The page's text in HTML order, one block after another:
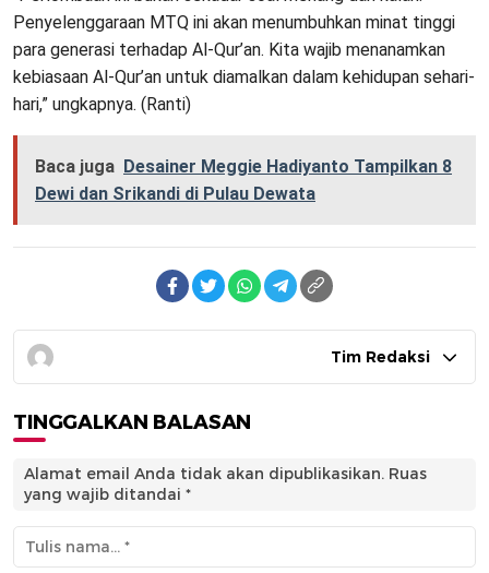
Penyelenggaraan MTQ ini akan menumbuhkan minat tinggi
para generasi terhadap Al-Qur’an. Kita wajib menanamkan
kebiasaan Al-Qur’an untuk diamalkan dalam kehidupan sehari-
hari,” ungkapnya. (Ranti)
Baca juga Desainer Meggie Hadiyanto Tampilkan 8
Dewi dan Srikandi di Pulau Dewata
Tim Redaksi
TINGGALKAN BALASAN
Alamat email Anda tidak akan dipublikasikan. Ruas
yang wajib ditandai *